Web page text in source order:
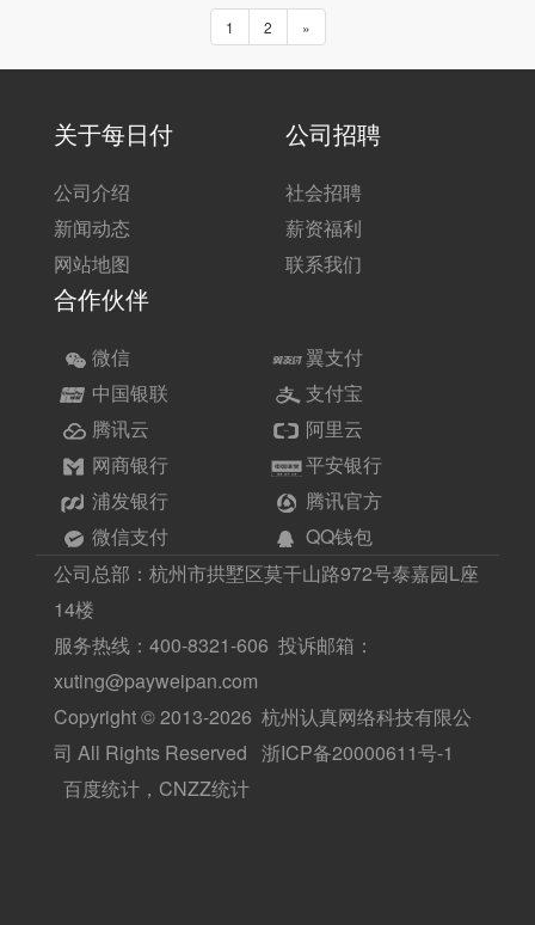
1 2 »
关于每日付
公司介绍
新闻动态
网站地图
公司招聘
社会招聘
薪资福利
联系我们
合作伙伴
微信
翼支付
中国银联
支付宝
腾讯云
阿里云
网商银行
平安银行
浦发银行
腾讯官方
微信支付
QQ钱包
公司总部：杭州市拱墅区莫干山路972号泰嘉园L座
14楼
服务热线：400-8321-606 投诉邮箱：
xuting@payweipan.com
Copyright © 2013-2026 杭州认真网络科技有限公
司 All Rights Reserved 浙ICP备20000611号-1
百度统计，CNZZ统计